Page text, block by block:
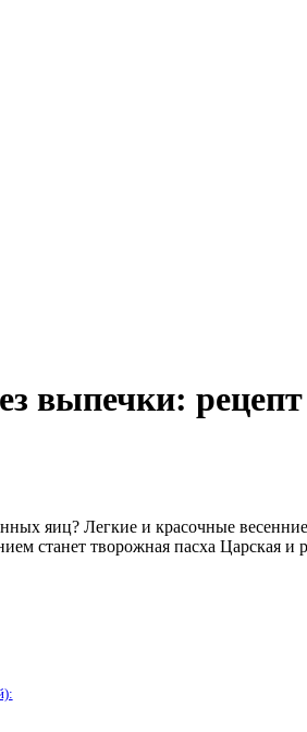
выпечки:
яиц? Легкие и красочные
станет творожная пасха Царская и